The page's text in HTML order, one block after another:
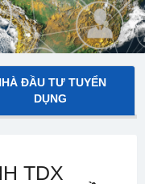
ĐẦU TƯ TUYỂN
DỤNG
TDX